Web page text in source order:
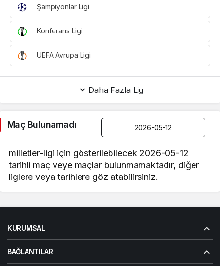
Şampiyonlar Ligi
Konferans Ligi
UEFA Avrupa Ligi
Daha Fazla Lig
Maç Bulunamadı
milletler-ligi için gösterilebilecek 2026-05-12
tarihli maç veye maçlar bulunmamaktadır, diğer
liglere veya tarihlere göz atabilirsiniz.
KURUMSAL
BAĞLANTILAR